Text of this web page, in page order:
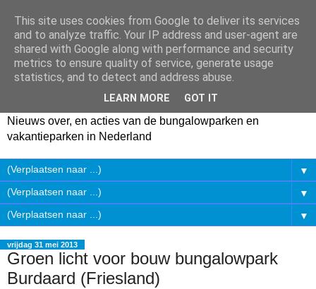
Nieuws over, en acties van de bungalowparken en
vakantieparken in Nederland
▼
▼
▼
vrijdag 31 mei 2013
Groen licht voor bouw bungalowpark
Burdaard (Friesland)
This site uses cookies from Google to deliver its services
and to analyze traffic. Your IP address and user-agent are
shared with Google along with performance and security
metrics to ensure quality of service, generate usage
statistics, and to detect and address abuse.
LEARN MORE GOT IT